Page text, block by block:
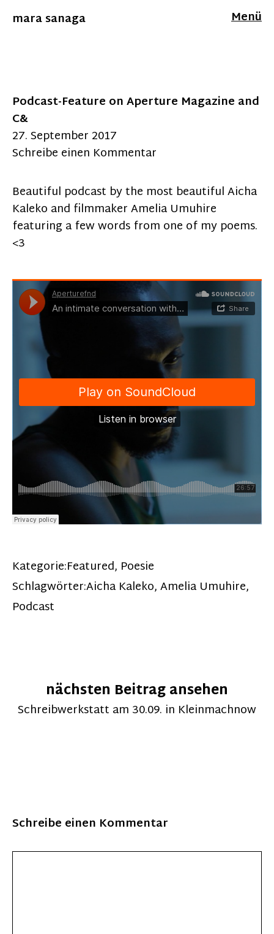
mara sanaga Menü
Podcast-Feature on Aperture Magazine and
C&
27. September 2017
Schreibe einen Kommentar
Beautiful podcast by the most beautiful Aicha
Kaleko and filmmaker Amelia Umuhire
featuring a few words from one of my poems.
<3
Kategorie:Featured, Poesie
Schlagwörter:Aicha Kaleko,Amelia Umuhire,
Podcast
nächsten Beitrag ansehen
Schreibwerkstatt am 30.09. in Kleinmachnow
Schreibe einen Kommentar